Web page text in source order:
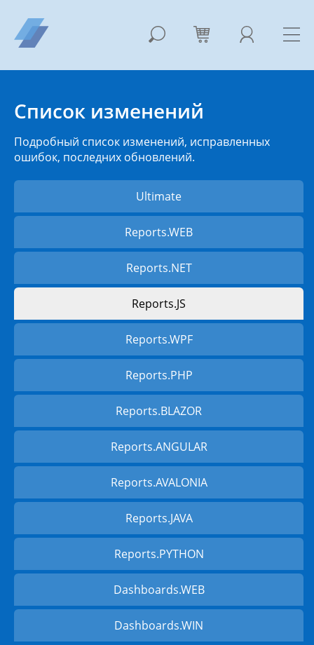
Список изменений
Подробный список изменений, исправленных
ошибок, последних обновлений.
Ultimate
Reports.WEB
Reports.NET
Reports.JS
Reports.WPF
Reports.PHP
Reports.BLAZOR
Reports.ANGULAR
Reports.AVALONIA
Reports.JAVA
Reports.PYTHON
Dashboards.WEB
Dashboards.WIN